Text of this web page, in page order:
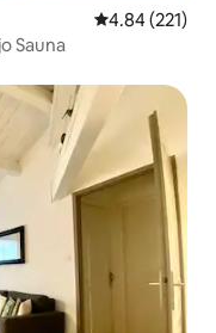
Calificación
4.84 (221)
Sauna